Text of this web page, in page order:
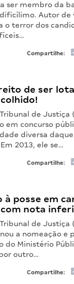
ser membro da
Autor de
o terror dos
Compartilhe:
de ser
de Justiça
em concurso
diversa
2013, ele se…
Compartilhe:
posse em
nota
de Justiça
a nomeação e
do Ministério
outro…
Compartilhe: